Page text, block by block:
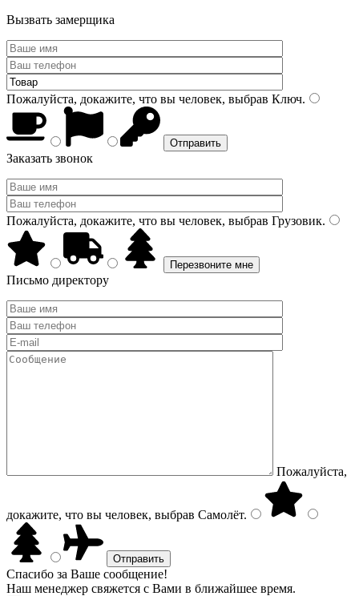
Вызвать замерщика
Пожалуйста, докажите, что вы человек, выбрав Ключ.
Заказать звонок
Пожалуйста, докажите, что вы человек, выбрав Грузовик.
Письмо директору
Пожалуйста,
докажите, что вы человек, выбрав Самолёт.
Спасибо за Ваше сообщение!
Наш менеджер свяжется с Вами в ближайшее время.